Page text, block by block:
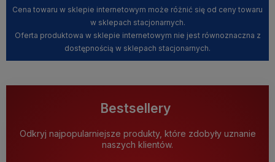
Cena towaru w sklepie internetowym może różnić się od ceny towaru
w sklepach stacjonarnych.
Oferta produktowa w sklepie internetowym nie jest równoznaczna z
dostępnością w sklepach stacjonarnych.
Bestsellery
Odkryj najpopularniejsze produkty, które zdobyły uznanie
naszych klientów.